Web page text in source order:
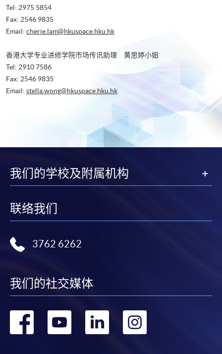
Tel: 2975 5854
Fax: 2546 9835
Email: cherie.lam@hkuspace.hku.hk
香港大学专业进修学院市场传讯助理 黄思婷小姐
Tel: 2910 7586
Fax: 2546 9835
Email: stella.wong@hkuspace.hku.hk
我们的学校及附属机构
联络我们
3762 6262
我们的社交媒体
转 转 转 转